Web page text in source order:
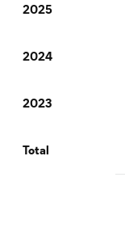
2025
2024
2023
Total